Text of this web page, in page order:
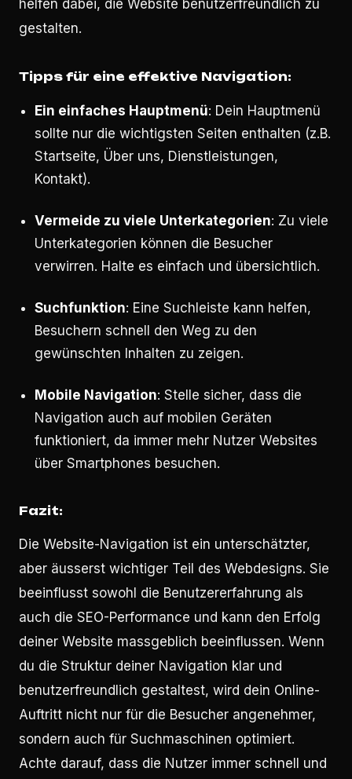
helfen dabei, die Website benutzerfreundlich zu
gestalten.
Tipps für eine effektive Navigation:
Ein einfaches Hauptmenü: Dein Hauptmenü
sollte nur die wichtigsten Seiten enthalten (z.B.
Startseite, Über uns, Dienstleistungen,
Kontakt).
Vermeide zu viele Unterkategorien: Zu viele
Unterkategorien können die Besucher
verwirren. Halte es einfach und übersichtlich.
Suchfunktion: Eine Suchleiste kann helfen,
Besuchern schnell den Weg zu den
gewünschten Inhalten zu zeigen.
Mobile Navigation: Stelle sicher, dass die
Navigation auch auf mobilen Geräten
funktioniert, da immer mehr Nutzer Websites
über Smartphones besuchen.
Fazit:
Die Website-Navigation ist ein unterschätzter,
aber äusserst wichtiger Teil des Webdesigns. Sie
beeinflusst sowohl die Benutzererfahrung als
auch die SEO-Performance und kann den Erfolg
deiner Website massgeblich beeinflussen. Wenn
du die Struktur deiner Navigation klar und
benutzerfreundlich gestaltest, wird dein Online-
Auftritt nicht nur für die Besucher angenehmer,
sondern auch für Suchmaschinen optimiert.
Achte darauf, dass die Nutzer immer schnell und